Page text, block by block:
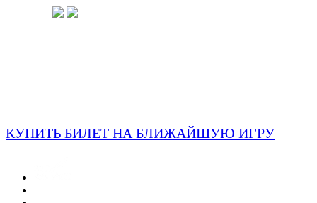
КУПИТЬ БИЛЕТ НА БЛИЖАЙШУЮ ИГРУ